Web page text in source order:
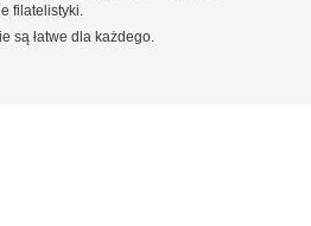
filatelistyki.
są łatwe dla każdego.